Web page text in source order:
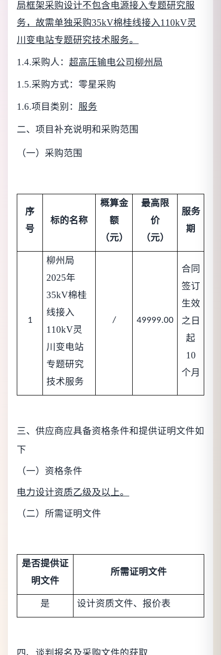
局框架采购设计不包含电源接入专题研究服
务，故需单独采购35kV棉桂线接入110kV灵
川变电站专题研究技术服务。
1.4.采购人： 超高压输电公司柳州局
1.5.采购方式： 零星采购
1.6.项目类别： 服务
二、项目补充说明和采购范围
（一）采购范围
序
号
标的名称
概算金
额
（元）
最高限
价
（元）
服务
期
1
柳州局
2025年
35kV棉桂
线接入
110kV灵
川变电站
专题研究
技术服务
/ 49999.00
合同
签订
生效
之日
起
10
个月
三、 供应商应具备资格条件和提供证明文件如
下
（一）资格条件
电力设计资质乙级及以上。
（二）所需证明文件
是否提供证
明文件
所需证明文件
是 设计资质文件、报价表